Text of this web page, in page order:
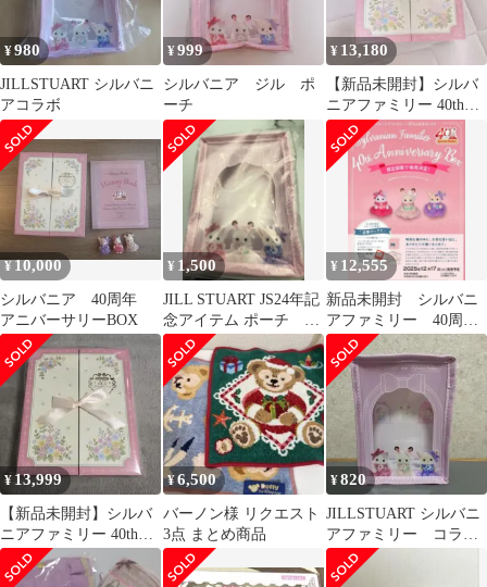
¥980
JILLSTUART シルバニ
アコラボ
¥999
シルバニア ジル ポ
ーチ
¥ 13,180
【新品未開封】シルバ
ニアファミリー 40thア
ニバーサリーボックス
¥10,000
シルバニア 40周年
アニバーサリーBOX
¥ 1,500
JILL STUART JS24年記
念アイテム ポーチ シ
ルバニア
¥ 12,555
新品未開封 シルバニ
アファミリー 40周
年 アニバーサリーボ
ックス
¥13,999
【新品未開封】シルバ
ニアファミリー 40thア
ニバーサリーボックス
¥6,500
バーノン様 リクエスト
3点 まとめ商品
¥820
JILLSTUART シルバニ
アファミリー コラボ
ポーチ